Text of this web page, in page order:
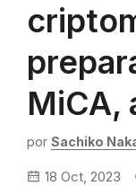
MiCA,
por Sachiko
18 Oct, 2023